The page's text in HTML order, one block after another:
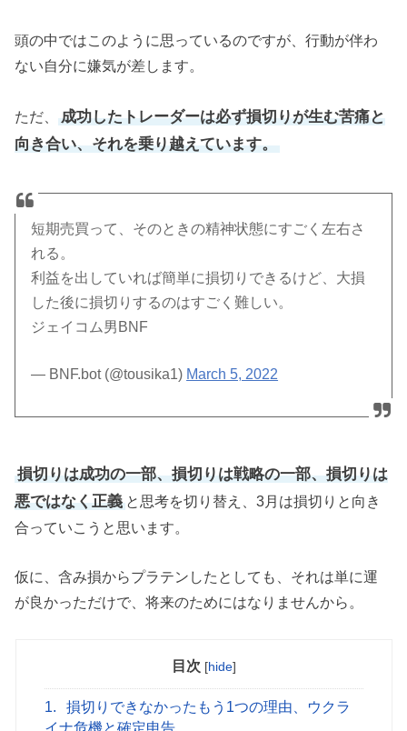
頭の中ではこのように思っているのですが、行動が伴わ
ない自分に嫌気が差します。
ただ、成功したトレーダーは必ず損切りが生む苦痛と
向き合い、それを乗り越えています。
短期売買って、そのときの精神状態にすごく左右さ
れる。
利益を出していれば簡単に損切りできるけど、大損
した後に損切りするのはすごく難しい。
ジェイコム男BNF
— BNF.bot (@tousika1) March 5, 2022
損切りは成功の一部、損切りは戦略の一部、損切りは
悪ではなく正義 と思考を切り替え、3月は損切りと向き
合っていこうと思います。
仮に、含み損からプラテンしたとしても、それは単に運
が良かっただけで、将来のためにはなりませんから。
目次 [hide]
1.
損切りできなかったもう1つの理由、ウクラ
イナ危機と確定申告